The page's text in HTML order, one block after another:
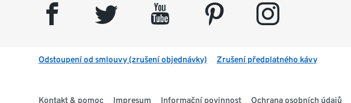
facebook twitter youtube pinterest instagram
Odstoupení od smlouvy (zrušení objednávky) Zrušení předplatného kávy
Kontakt & pomoc Impresum Informační povinnost Ochrana osobních údajů